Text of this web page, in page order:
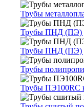
Трубы
Трубы ПНД (ПЭ)
Трубы ПНД (ПЭ)
Трубы
Трубы ПЭ100RC